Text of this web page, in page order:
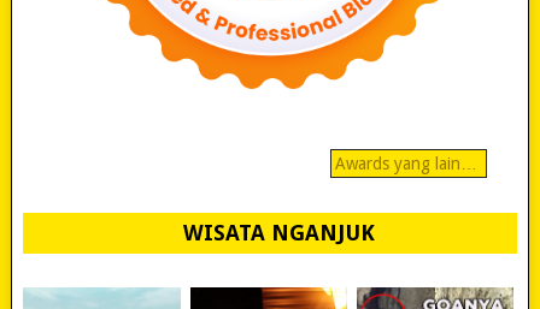
Awards yang lain…
WISATA NGANJUK